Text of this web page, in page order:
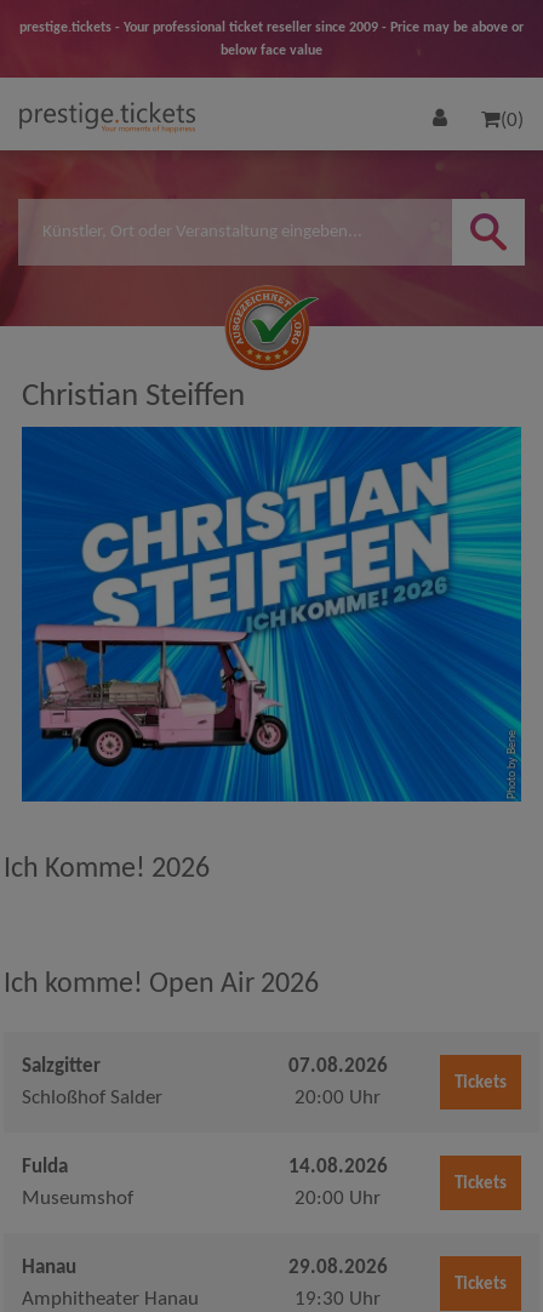
prestige.tickets - Your professional ticket reseller since 2009 - Price may be above or
below face value
(0)
Christian Steiffen
Photo by Bene
Ich Komme! 2026
Ich komme! Open Air 2026
Salzgitter
Schloßhof Salder
07.08.2026
20:00 Uhr
Tickets
Fulda
Museumshof
14.08.2026
20:00 Uhr
Tickets
Hanau
Amphitheater Hanau
29.08.2026
19:30 Uhr
Tickets